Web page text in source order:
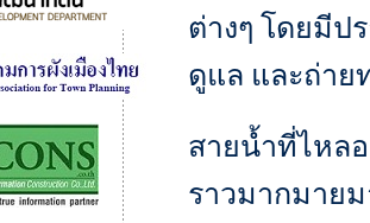
ต่างๆ โดยมีป
ดูแล และถ่าย
สายน้ำที่ไหล
ราวมากมาย